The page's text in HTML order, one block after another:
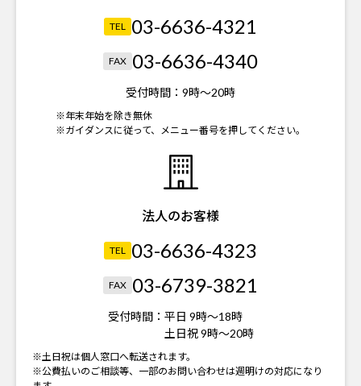
TEL 03-6636-4321
FAX 03-6636-4340
受付時間： 9時～20時
※年末年始を除き無休
※ガイダンスに従って、メニュー番号を押してください。
法人のお客様
TEL 03-6636-4323
FAX 03-6739-3821
受付時間： 平日 9時～18時
土日祝 9時～20時
※土日祝は個人窓口へ転送されます。
※公費払いのご相談等、一部のお問い合わせは週明けの対応になり